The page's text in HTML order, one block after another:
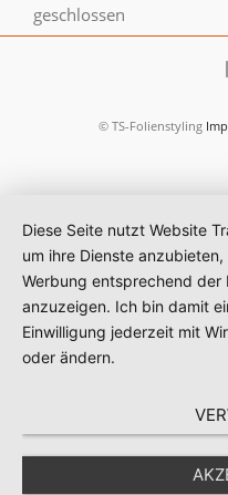
geschlossen
© TS-Folienstyling
Diese Seite nutzt Website
um ihre Dienste
Werbung entsprechend
anzuzeigen. Ich bin damit
Einwilligung jederzeit mit
oder ändern.